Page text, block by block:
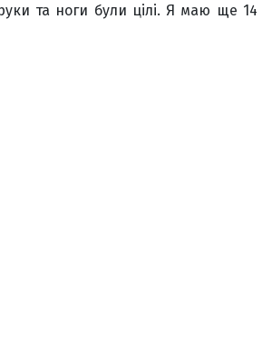
та ноги були цілі. Я маю ще 14